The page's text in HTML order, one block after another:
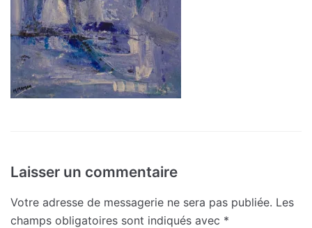
Contact
Laisser un commentaire
Votre adresse de messagerie ne sera pas publiée. Les
champs obligatoires sont indiqués avec *